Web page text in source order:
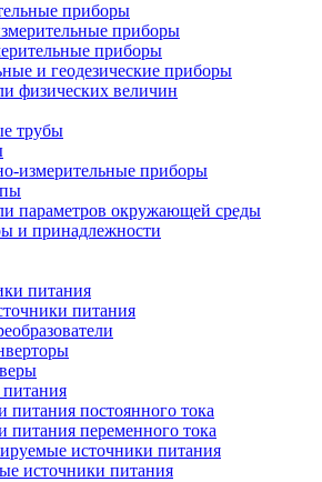
приборы
приборы
приборы
и геодезические приборы
физических величин
трубы
измерительные приборы
параметров окружающей среды
и принадлежности
питания
питания
питания постоянного тока
питания переменного тока
источники питания
источники питания